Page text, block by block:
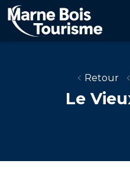
Aller
au
contenu
principal
Retour
Le